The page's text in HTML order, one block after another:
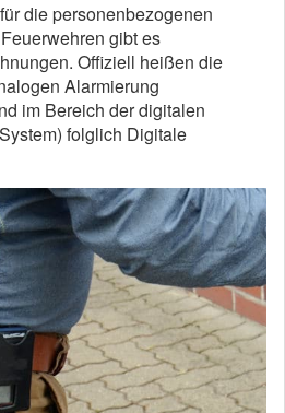
die personenbezogenen
gibt es
Offiziell heißen die
Alarmierung
im Bereich der digitalen
folglich Digitale